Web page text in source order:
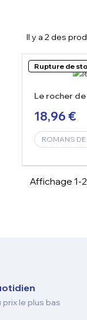
Il y a 2 des
Rupture de
Le rocher
18,96 €
ROMANS DE
Affichage 1-
le plus bas